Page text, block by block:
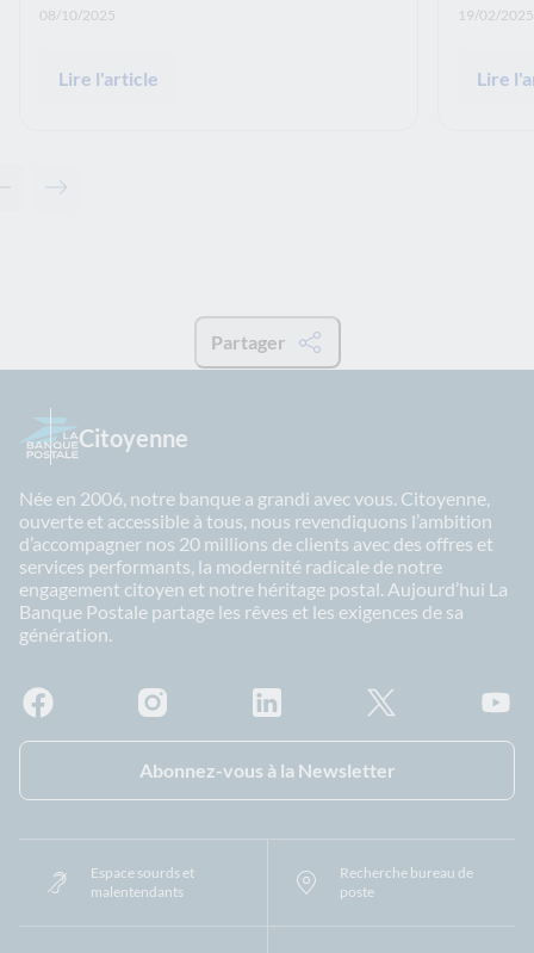
Date de publication: :
08/10/2025
Lire l'article
Date de
19/02/2025
Lire
Contenu précédent - Articles associés
Contenu suivant - Articles associés
Partager
Citoyenne
Née en 2006, notre banque a grandi avec vous. Citoyenne,
ouverte et accessible à tous, nous revendiquons l’ambition
d’accompagner nos 20 millions de clients avec des offres et
services performants, la modernité radicale de notre
engagement citoyen et notre héritage postal. Aujourd’hui La
Banque Postale partage les rêves et les exigences de sa
génération.
Abonnez-vous à la Newsletter
Espace sourds et
malentendants
Recherche bureau de
poste